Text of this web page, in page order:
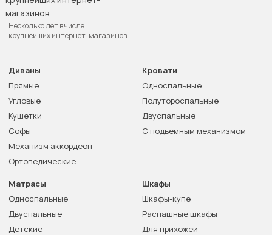
Несколько лет в числе
крупнейших интернет-магазинов
Диваны
Прямые
Угловые
Кушетки
Софы
Механизм аккордеон
Ортопедические
Кровати
Односпальные
Полутороспальные
Двуспальные
С подъемным механизмом
Матрасы
Односпальные
Двуспальные
Детские
Шкафы
Шкафы-купе
Распашные шкафы
Для прихожей